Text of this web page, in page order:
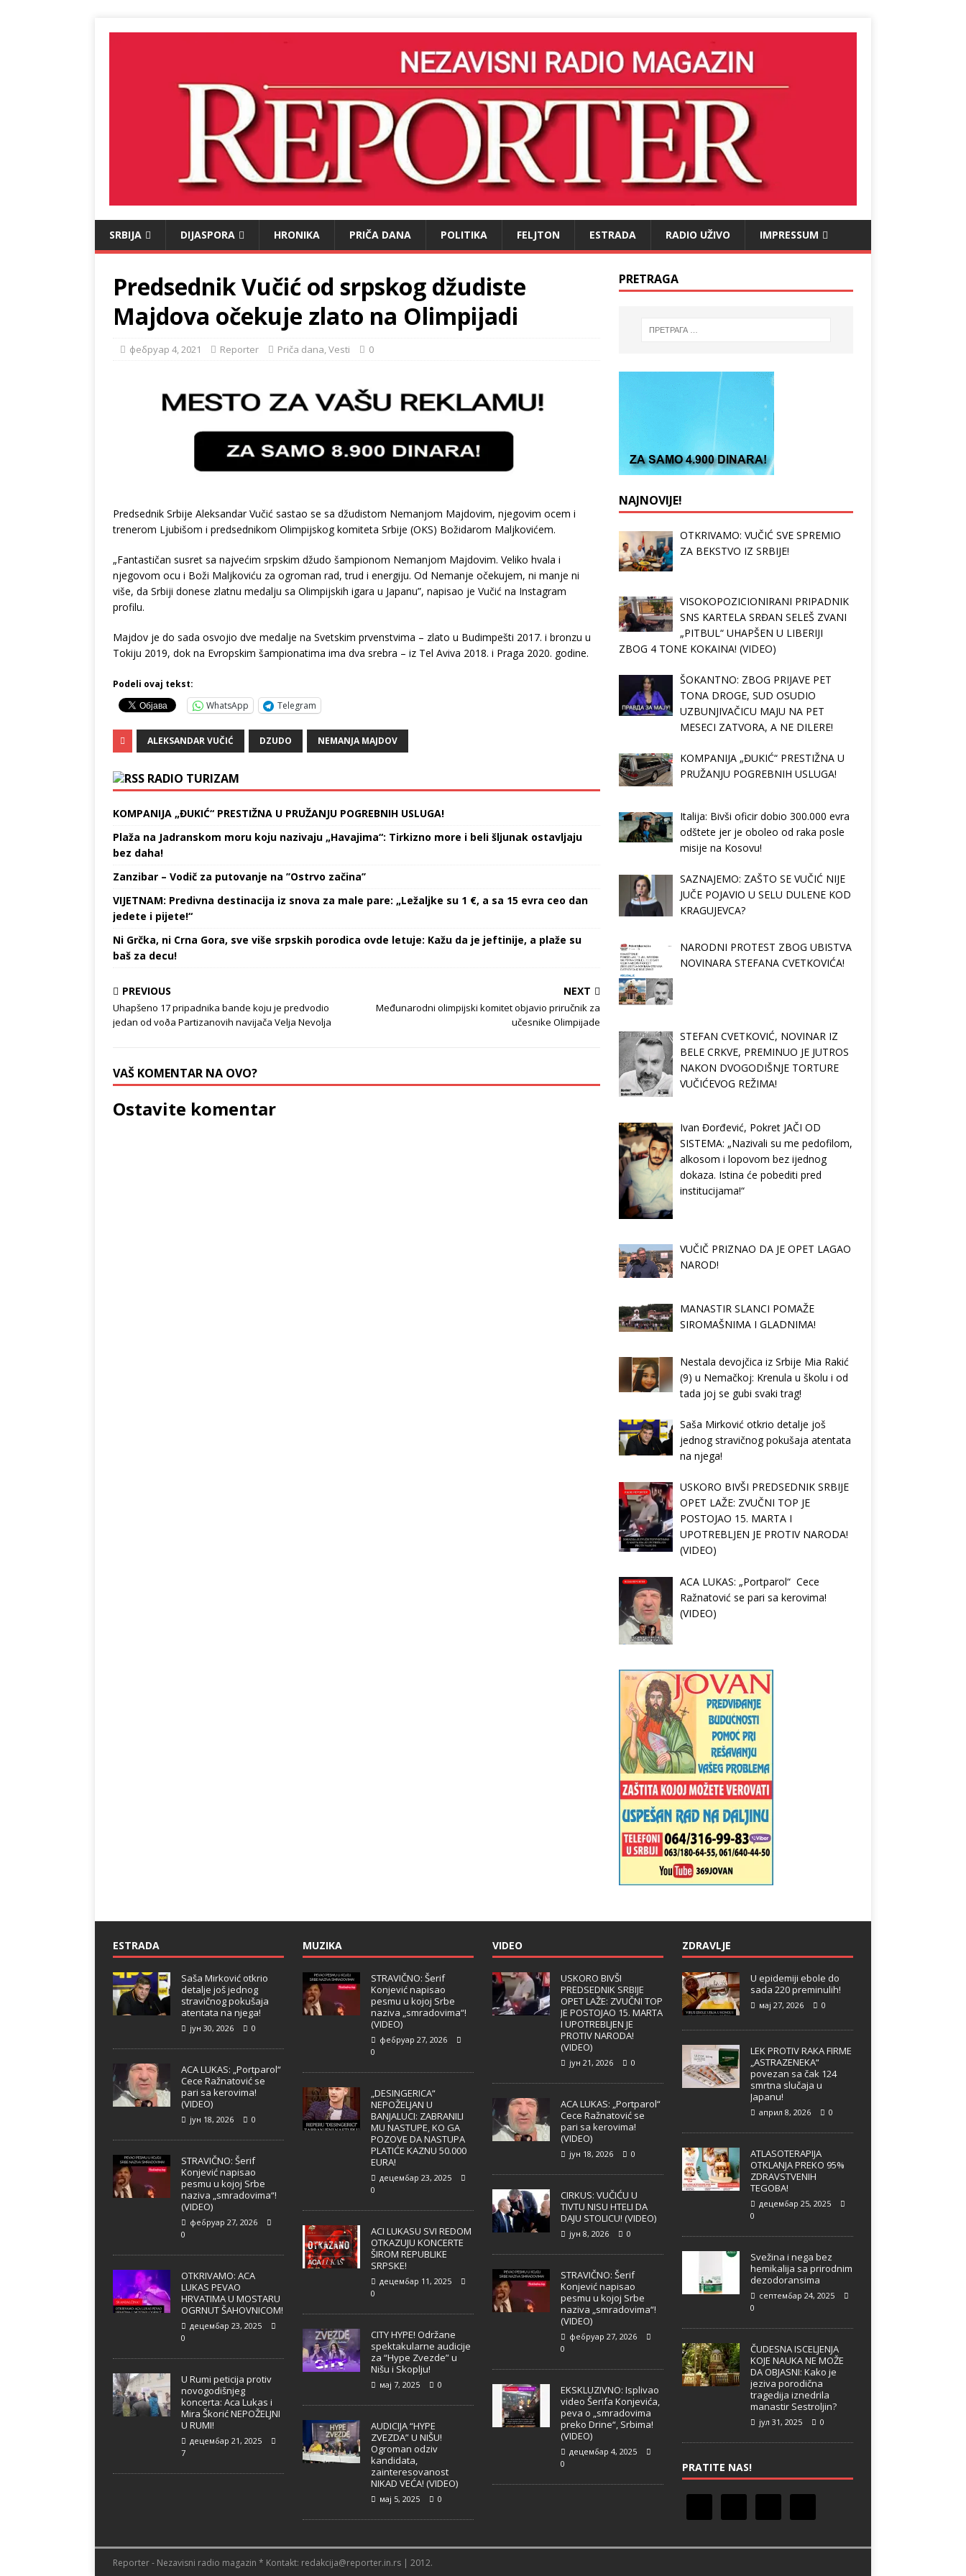
SRBIJA DIJASPORA HRONIKA PRIČA DANA POLITIKA FELJTON ESTRADA RADIO UŽIVO IMPRESSUM
Predsednik Vučić od srpskog džudiste
Majdova očekuje zlato na Olimpijadi
фебруар 4, 2021 Reporter Priča dana,Vesti 0
Predsednik Srbije Aleksandar Vučić sastao se sa džudistom Nemanjom Majdovim, njegovim ocem i
trenerom Ljubišom i predsednikom Olimpijskog komiteta Srbije (OKS) Božidarom Maljkovićem.
„Fantastičan susret sa najvećim srpskim džudo šampionom Nemanjom Majdovim. Veliko hvala i
njegovom ocu i Boži Maljkoviću za ogroman rad, trud i energiju. Od Nemanje očekujem, ni manje ni
više, da Srbiji donese zlatnu medalju sa Olimpijskih igara u Japanu”, napisao je Vučić na Instagram
profilu.
Majdov je do sada osvojio dve medalje na Svetskim prvenstvima – zlato u Budimpešti 2017. i bronzu u
Tokiju 2019, dok na Evropskim šampionatima ima dva srebra – iz Tel Aviva 2018. i Praga 2020. godine.
Podeli ovaj tekst:
WhatsApp
Telegram
ALEKSANDAR VUČIĆ DZUDO NEMANJA MAJDOV
RADIO TURIZAM
KOMPANIJA „ĐUKIĆ“ PRESTIŽNA U PRUŽANJU POGREBNIH USLUGA!
Plaža na Jadranskom moru koju nazivaju „Havajima“: Tirkizno more i beli šljunak ostavljaju
bez daha!
Zanzibar – Vodič za putovanje na ’’Ostrvo začina’’
VIJETNAM: Predivna destinacija iz snova za male pare: „Ležaljke su 1 €, a sa 15 evra ceo dan
jedete i pijete!“
Ni Grčka, ni Crna Gora, sve više srpskih porodica ovde letuje: Kažu da je jeftinije, a plaže su
baš za decu!
PREVIOUS
Uhapšeno 17 pripadnika bande koju je predvodio
jedan od voða Partizanovih navijača Velja Nevolja
NEXT
Međunarodni olimpijski komitet objavio priručnik za
učesnike Olimpijade
VAŠ KOMENTAR NA OVO?
Ostavite komentar
PRETRAGA
NAJNOVIJE!
OTKRIVAMO: VUČIĆ SVE SPREMIO
ZA BEKSTVO IZ SRBIJE!
VISOKOPOZICIONIRANI PRIPADNIK
SNS KARTELA SRĐAN SELEŠ ZVANI
„PITBUL“ UHAPŠEN U LIBERIJI
ZBOG 4 TONE KOKAINA! (VIDEO)
ŠOKANTNO: ZBOG PRIJAVE PET
TONA DROGE, SUD OSUDIO
UZBUNJIVAČICU MAJU NA PET
MESECI ZATVORA, A NE DILERE!
KOMPANIJA „ĐUKIĆ“ PRESTIŽNA U
PRUŽANJU POGREBNIH USLUGA!
Italija: Bivši oficir dobio 300.000 evra
odštete jer je oboleo od raka posle
misije na Kosovu!
SAZNAJEMO: ZAŠTO SE VUČIĆ NIJE
JUČE POJAVIO U SELU DULENE KOD
KRAGUJEVCA?
NARODNI PROTEST ZBOG UBISTVA
NOVINARA STEFANA CVETKOVIĆA!
STEFAN CVETKOVIĆ, NOVINAR IZ
BELE CRKVE, PREMINUO JE JUTROS
NAKON DVOGODIŠNJE TORTURE
VUČIĆEVOG REŽIMA!
Ivan Đorđević, Pokret JAČI OD
SISTEMA: „Nazivali su me pedofilom,
alkosom i lopovom bez ijednog
dokaza. Istina će pobediti pred
institucijama!“
VUČIČ PRIZNAO DA JE OPET LAGAO
NAROD!
MANASTIR SLANCI POMAŽE
SIROMAŠNIMA I GLADNIMA!
Nestala devojčica iz Srbije Mia Rakić
(9) u Nemačkoj: Krenula u školu i od
tada joj se gubi svaki trag!
Saša Mirković otkrio detalje još
jednog stravičnog pokušaja atentata
na njega!
USKORO BIVŠI PREDSEDNIK SRBIJE
OPET LAŽE: ZVUČNI TOP JE
POSTOJAO 15. MARTA I
UPOTREBLJEN JE PROTIV NARODA!
(VIDEO)
ACA LUKAS: „Portparol“ Cece
Ražnatović se pari sa kerovima!
(VIDEO)
ESTRADA
Saša Mirković otkrio
detalje još jednog
stravičnog pokušaja
atentata na njega!
јун 30, 2026 0
ACA LUKAS: „Portparol“
Cece Ražnatović se
pari sa kerovima!
(VIDEO)
јун 18, 2026 0
STRAVIČNO: Šerif
Konjević napisao
pesmu u kojoj Srbe
naziva „smradovima“!
(VIDEO)
фебруар 27, 2026
0
OTKRIVAMO: ACA
LUKAS PEVAO
HRVATIMA U MOSTARU
OGRNUT ŠAHOVNICOM!
децембар 23, 2025
0
U Rumi peticija protiv
novogodišnjeg
koncerta: Aca Lukas i
Mira Škorić NEPOŽELJNI
U RUMI!
децембар 21, 2025
7
MUZIKA
STRAVIČNO: Šerif
Konjević napisao
pesmu u kojoj Srbe
naziva „smradovima“!
(VIDEO)
фебруар 27, 2026
0
„DESINGERICA“
NEPOŽELJAN U
BANJALUCI: ZABRANILI
MU NASTUPE, KO GA
POZOVE DA NASTUPA
PLATIĆE KAZNU 50.000
EURA!
децембар 23, 2025
0
ACI LUKASU SVI REDOM
OTKAZUJU KONCERTE
ŠIROM REPUBLIKE
SRPSKE!
децембар 11, 2025
0
CITY HYPE! Održane
spektakularne audicije
za “Hype Zvezde” u
Nišu i Skoplju!
мај 7, 2025 0
AUDICIJA “HYPE
ZVEZDA” U NIŠU!
Ogroman odziv
kandidata,
zainteresovanost
NIKAD VEĆA! (VIDEO)
мај 5, 2025 0
VIDEO
USKORO BIVŠI
PREDSEDNIK SRBIJE
OPET LAŽE: ZVUČNI TOP
JE POSTOJAO 15. MARTA
I UPOTREBLJEN JE
PROTIV NARODA!
(VIDEO)
јун 21, 2026 0
ACA LUKAS: „Portparol“
Cece Ražnatović se
pari sa kerovima!
(VIDEO)
јун 18, 2026 0
CIRKUS: VUČIĆU U
TIVTU NISU HTELI DA
DAJU STOLICU! (VIDEO)
јун 8, 2026 0
STRAVIČNO: Šerif
Konjević napisao
pesmu u kojoj Srbe
naziva „smradovima“!
(VIDEO)
фебруар 27, 2026
0
EKSKLUZIVNO: Isplivao
video Šerifa Konjevića,
peva o „smradovima
preko Drine“, Srbima!
(VIDEO)
децембар 4, 2025
0
ZDRAVLJE
U epidemiji ebole do
sada 220 preminulih!
мај 27, 2026 0
LEK PROTIV RAKA FIRME
„ASTRAZENEKA“
povezan sa čak 124
smrtna slučaja u
Japanu!
април 8, 2026 0
ATLASOTERAPIJA
OTKLANJA PREKO 95%
ZDRAVSTVENIH
TEGOBA!
децембар 25, 2025
0
Svežina i nega bez
hemikalija sa prirodnim
dezodoransima
септембар 24, 2025
0
ČUDESNA ISCELJENJA
KOJE NAUKA NE MOŽE
DA OBJASNI: Kako je
jeziva porodična
tragedija iznedrila
manastir Sestroljin?
јул 31, 2025 0
PRATITE NAS!
Reporter - Nezavisni radio magazin * Kontakt: redakcija@reporter.in.rs | 2012.